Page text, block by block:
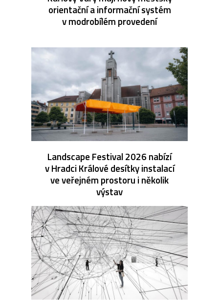
orientační a informační systém
v modrobílém provedení
Landscape Festival 2026 nabízí
v Hradci Králové desítky instalací
ve veřejném prostoru i několik
výstav